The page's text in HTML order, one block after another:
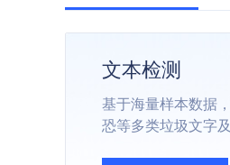
文本检测
基于海量样本数据
恐等多类垃圾文字